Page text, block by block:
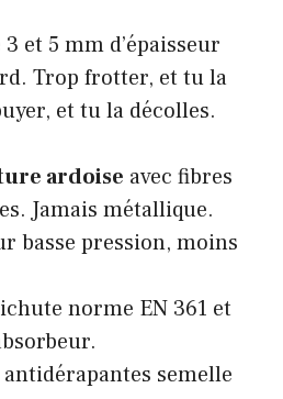
et 5 mm d’épaisseur
Trop frotter, et tu la
et tu la décolles.
ardoise avec fibres
Jamais métallique.
basse pression, moins
norme EN 361 et
semelle